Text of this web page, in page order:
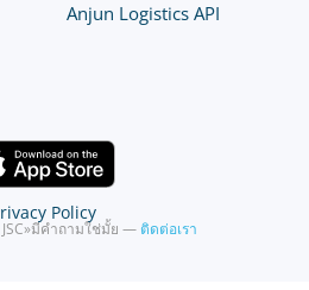
Anjun Logistics API
มีคำถามใช่มั้ย — ติดต่อเรา
Policy